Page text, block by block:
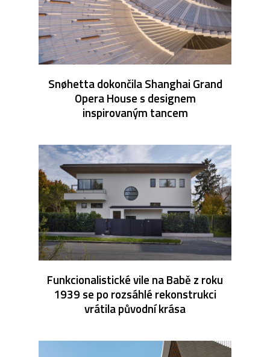
Snøhetta dokončila Shanghai Grand
Opera House s designem
inspirovaným tancem
Funkcionalistické vile na Babě z roku
1939 se po rozsáhlé rekonstrukci
vrátila původní krása